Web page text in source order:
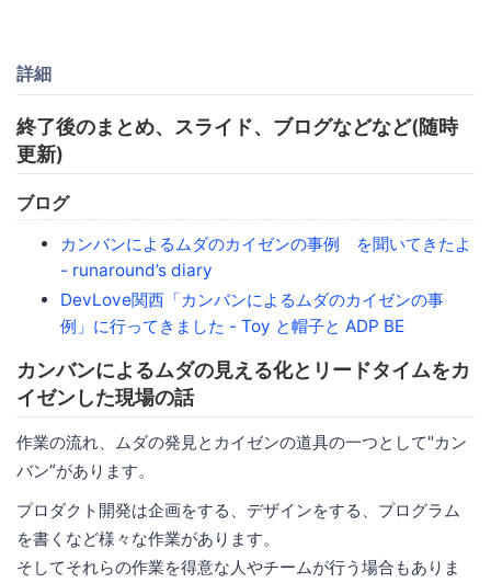
詳細
終了後のまとめ、スライド、ブログなどなど(随時
更新)
ブログ
カンバンによるムダのカイゼンの事例 を聞いてきたよ
- runaround’s diary
DevLove関西「カンバンによるムダのカイゼンの事
例」に行ってきました - Toy と帽子と ADP BE
カンバンによるムダの見える化とリードタイムをカ
イゼンした現場の話
作業の流れ、ムダの発見とカイゼンの道具の一つとして"カン
バン”があります。
プロダクト開発は企画をする、デザインをする、プログラム
を書くなど様々な作業があります。
そしてそれらの作業を得意な人やチームが行う場合もありま